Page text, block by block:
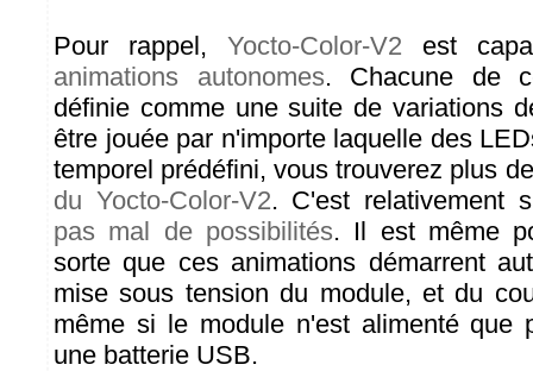
Pour rappel, Yocto-Color-V2 est
animations autonomes. Chacune de
définie comme une suite de variations
être jouée par n'importe laquelle des
temporel prédéfini, vous trouverez plus
du Yocto-Color-V2. C'est relativement
pas mal de possibilités. Il est même
sorte que ces animations démarrent
mise sous tension du module, et du
même si le module n'est alimenté que
une batterie USB.